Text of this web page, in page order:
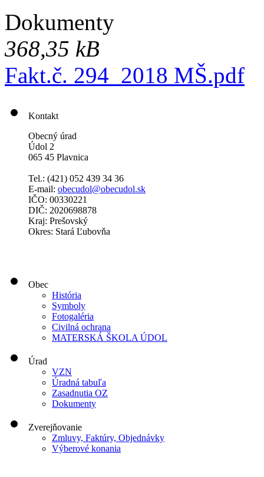
Dokumenty
368,35 kB
Fakt.č. 294_2018 MŠ.pdf
Kontakt
Obecný úrad
Údol 2
065 45 Plavnica
Tel.: (421) 052 439 34 36
E-mail: obecudol@obecudol.sk
IČO: 00330221
DIČ: 2020698878
Kraj: Prešovský
Okres: Stará Ľubovňa
Obec
História
Symboly
Fotogaléria
Civilná ochrana
MATERSKÁ ŠKOLA ÚDOL
Úrad
VZN
Úradná tabuľa
Zasadnutia OZ
Dokumenty
Zverejňovanie
Zmluvy, Faktúry, Objednávky
Výberové konania